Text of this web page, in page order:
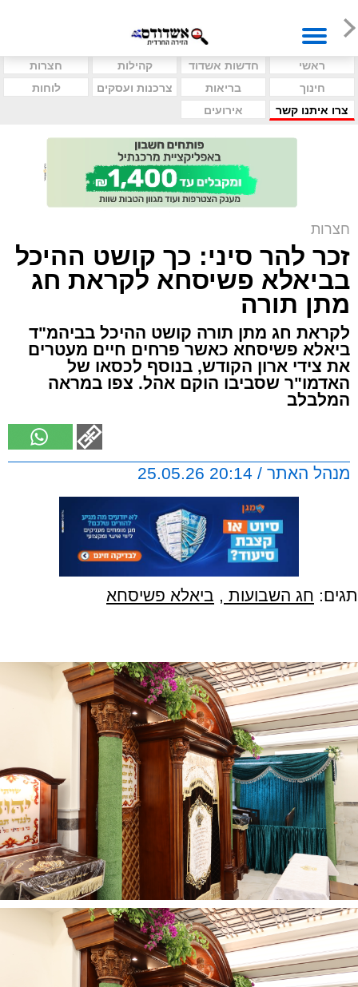
ראשי חדשות אשדוד קהילות
חצרות
חינוך
בריאות צרכנות ועסקים
לוחות
צרו איתנו קשר
אירועים
חצרות
זכר להר סיני: כך קושט ההיכל
בביאלא פשיסחא לקראת חג
מתן תורה
לקראת חג מתן תורה קושט ההיכל בביהמ"ד
ביאלא פשיסחא כאשר פרחים חיים מעטרים
את צידי ארון הקודש, בנוסף לכסאו של
האדמו"ר שסביבו הוקם אהל. צפו במראה
המלבלב
מנהל האתר / 20:14 25.05.26
תגים: חג השבועות , ביאלא פשיסחא